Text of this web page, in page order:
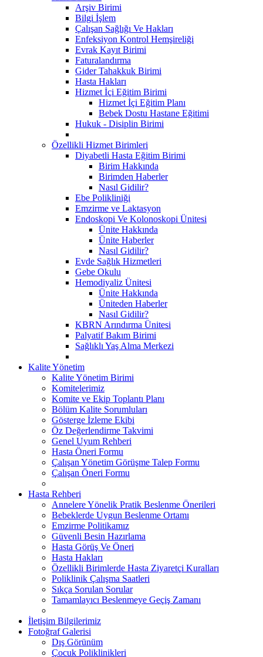
Arşiv Birimi
Bilgi İşlem
Çalışan Sağlığı Ve Hakları
Enfeksiyon Kontrol Hemşireliği
Evrak Kayıt Birimi
Faturalandırma
Gider Tahakkuk Birimi
Hasta Hakları
Hizmet İçi Eğitim Birimi
Hizmet İçi Eğitim Planı
Bebek Dostu Hastane Eğitimi
Hukuk - Disiplin Birimi
Özellikli Hizmet Birimleri
Diyabetli Hasta Eğitim Birimi
Birim Hakkında
Birimden Haberler
Nasıl Gidilir?
Ebe Polikliniği
Emzirme ve Laktasyon
Endoskopi Ve Kolonoskopi Ünitesi
Ünite Hakkında
Ünite Haberler
Nasıl Gidilir?
Evde Sağlık Hizmetleri
Gebe Okulu
Hemodiyaliz Ünitesi
Ünite Hakkında
Üniteden Haberler
Nasıl Gidilir?
KBRN Arındırma Ünitesi
Palyatif Bakım Birimi
Sağlıklı Yaş Alma Merkezi
Kalite Yönetim
Kalite Yönetim Birimi
Komitelerimiz
Komite ve Ekip Toplantı Planı
Bölüm Kalite Sorumluları
Gösterge İzleme Ekibi
Öz Değerlendirme Takvimi
Genel Uyum Rehberi
Hasta Öneri Formu
Çalışan Yönetim Görüşme Talep Formu
Çalışan Öneri Formu
Hasta Rehberi
Annelere Yönelik Pratik Beslenme Önerileri
Bebeklerde Uygun Beslenme Ortamı
Emzirme Politikamız
Güvenli Besin Hazırlama
Hasta Görüş Ve Öneri
Hasta Hakları
Özellikli Birimlerde Hasta Ziyaretçi Kuralları
Poliklinik Çalışma Saatleri
Sıkça Sorulan Sorular
Tamamlayıcı Beslenmeye Geçiş Zamanı
İletişim Bilgilerimiz
Fotoğraf Galerisi
Dış Görünüm
Çocuk Poliklinikleri